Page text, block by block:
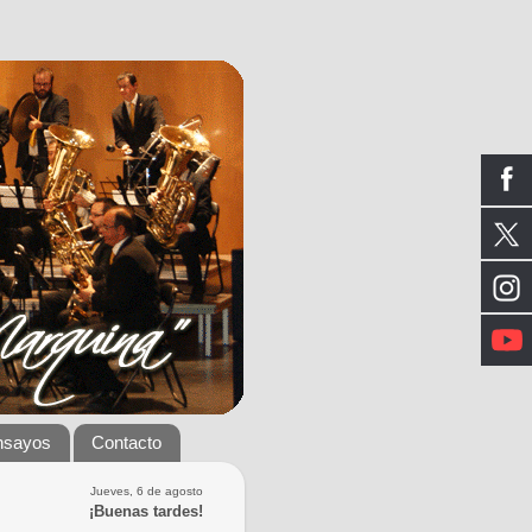
Contacto
Jueves, 6 de agosto
¡Buenas tardes!